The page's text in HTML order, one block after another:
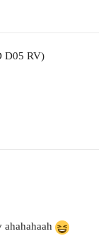
D05 RV)